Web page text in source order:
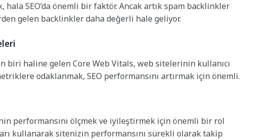
SEO’da önemli bir faktör. Ancak artık spam backlinkler
gelen backlinkler daha değerli hale geliyor.
biri haline gelen Core Web Vitals, web sitelerinin kullanıcı
odaklanmak, SEO performansını artırmak için önemli.
performansını ölçmek ve iyileştirmek için önemli bir rol
kullanarak sitenizin performansını sürekli olarak takip